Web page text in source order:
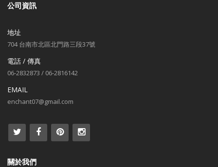
公司資訊
地址
704 台南市北區北門路三段37號
電話 / 傳真
06-2832873 / 06-2816142
EMAIL
enchant07@gmail.com
關於我們